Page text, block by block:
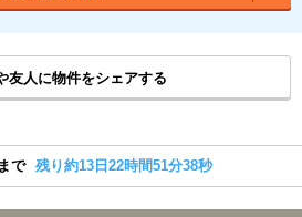
友人に物件をシェアする
で 残り約13日22時間51分38秒